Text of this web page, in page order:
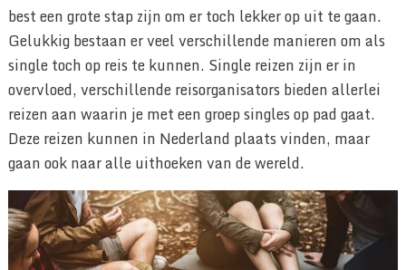
best een grote stap zijn om er toch lekker op uit te gaan.
Gelukkig bestaan er veel verschillende manieren om als
single toch op reis te kunnen. Single reizen zijn er in
overvloed, verschillende reisorganisators bieden allerlei
reizen aan waarin je met een groep singles op pad gaat.
Deze reizen kunnen in Nederland plaats vinden, maar
gaan ook naar alle uithoeken van de wereld.